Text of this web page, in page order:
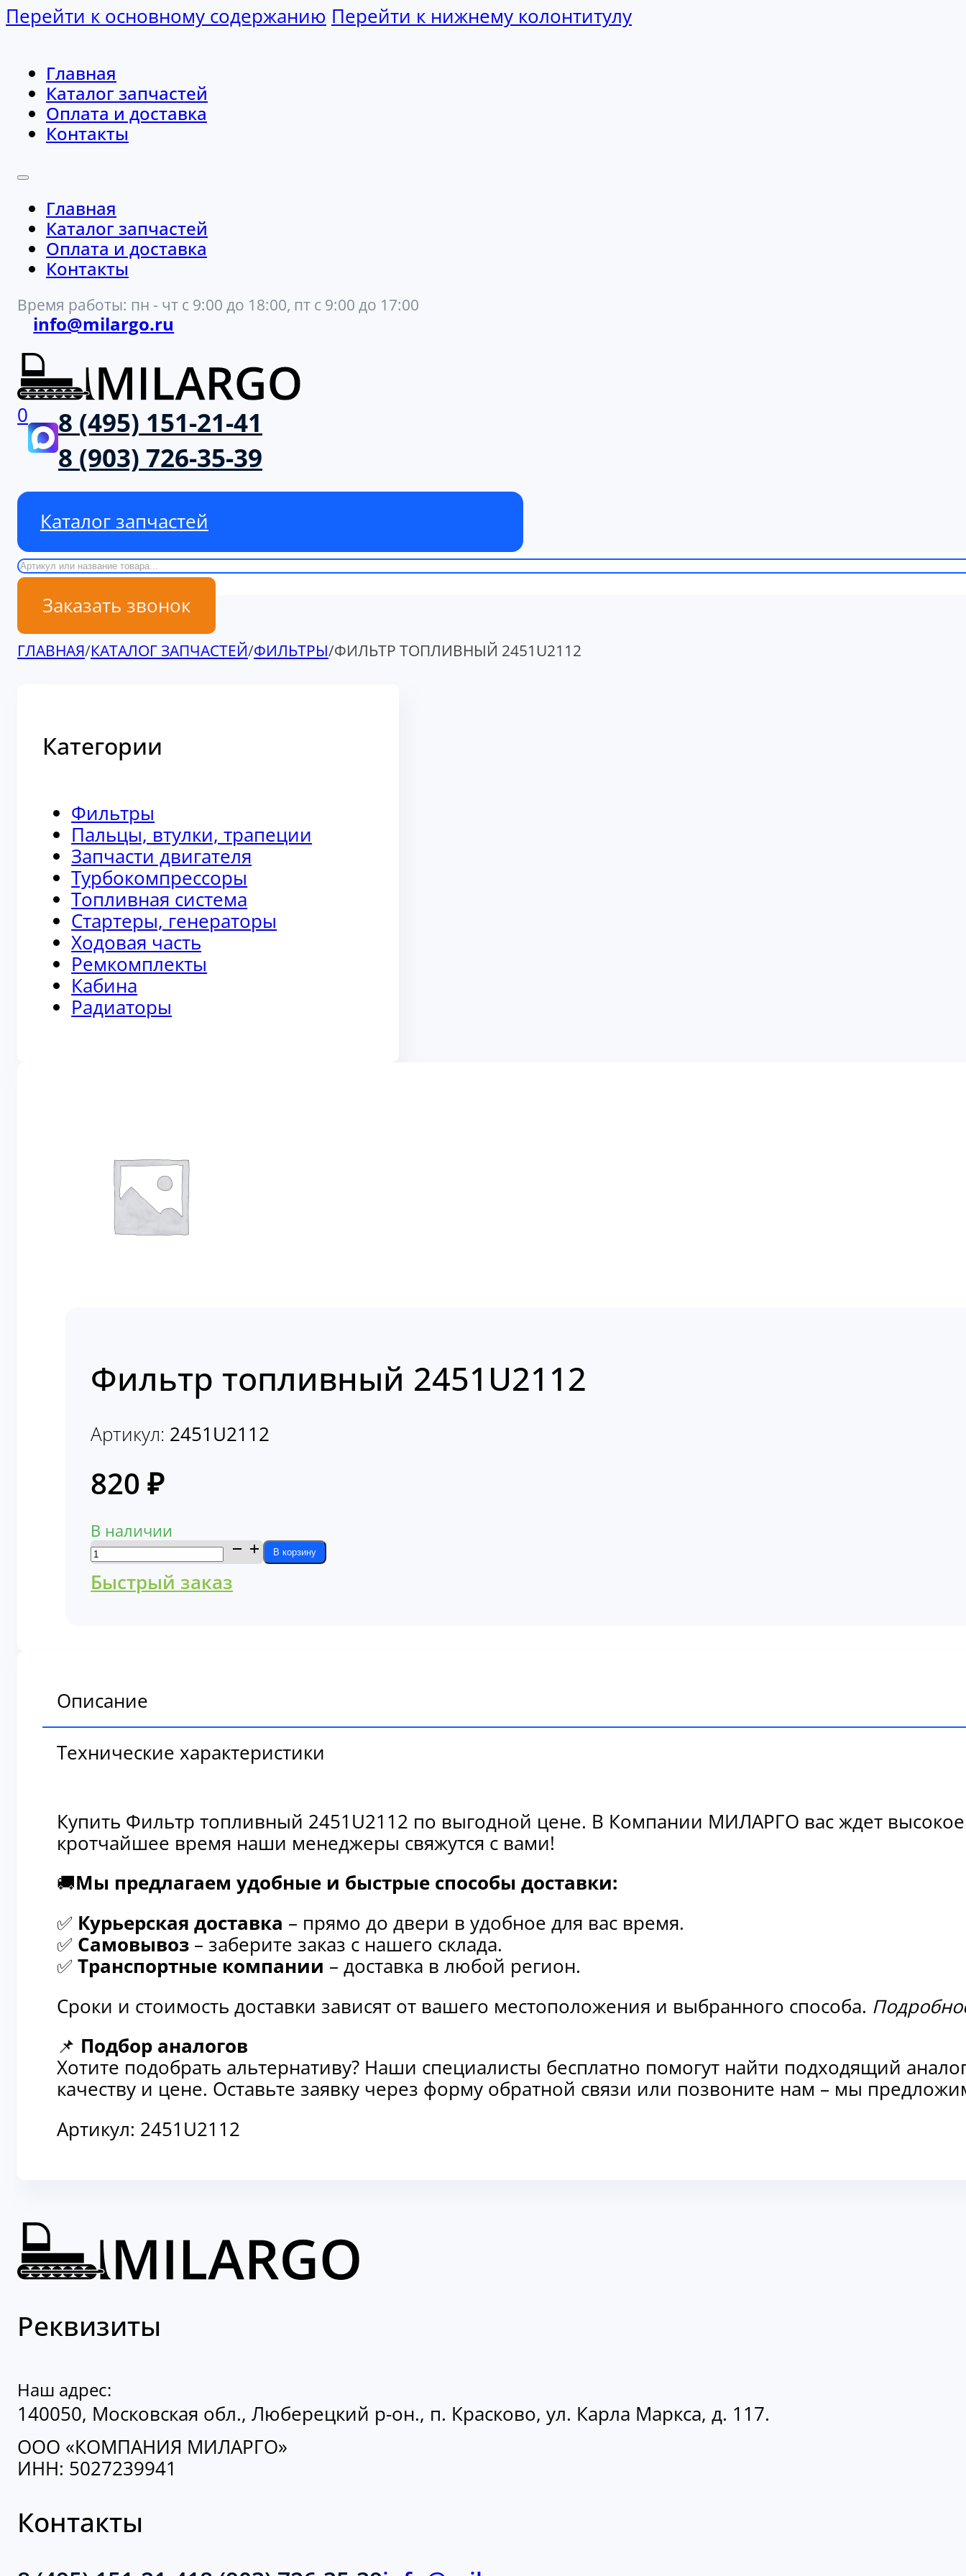
Перейти к основному содержанию Перейти к нижнему колонтитулу
Главная
Каталог запчастей
Оплата и доставка
Контакты
Главная
Каталог запчастей
Оплата и доставка
Контакты
Время работы: пн - чт с 9:00 до 18:00, пт с 9:00 до 17:00
info@milargo.ru
0
8 (495) 151-21-41
8 (903) 726-35-39
Каталог запчастей
Поиск
Заказать звонок
ГЛАВНАЯ/КАТАЛОГ ЗАПЧАСТЕЙ/ФИЛЬТРЫ/ФИЛЬТР ТОПЛИВНЫЙ 2451U2112
Категории
Фильтры
Пальцы, втулки, трапеции
Запчасти двигателя
Турбокомпрессоры
Топливная система
Стартеры, генераторы
Ходовая часть
Ремкомплекты
Кабина
Радиаторы
Фильтр топливный 2451U2112
Артикул: 2451U2112
820₽
В наличии
Количество
товара
Фильтр
В корзину
Быстрый заказ
Описание
Технические характеристики
Купить Фильтр топливный 2451U2112 по выгодной цене. В Компании МИЛАРГО вас ждет высокое
кротчайшее время наши менеджеры свяжутся с вами!
🚚Мы предлагаем удобные и быстрые способы доставки:
✅ Курьерская доставка – прямо до двери в удобное для вас время.
✅ Самовывоз – заберите заказ с нашего склада.
✅ Транспортные компании – доставка в любой регион.
Сроки и стоимость доставки зависят от вашего местоположения и выбранного способа.
📌 Подбор аналогов
Хотите подобрать альтернативу? Наши специалисты бесплатно помогут найти подходящий
качеству и цене. Оставьте заявку через форму обратной связи или позвоните нам – мы
Артикул: 2451U2112
Реквизиты
Наш адрес:
140050, Московская обл., Люберецкий р-он., п. Красково, ул. Карла Маркса, д. 117.
ООО «КОМПАНИЯ МИЛАРГО»
ИНН: 5027239941
Контакты